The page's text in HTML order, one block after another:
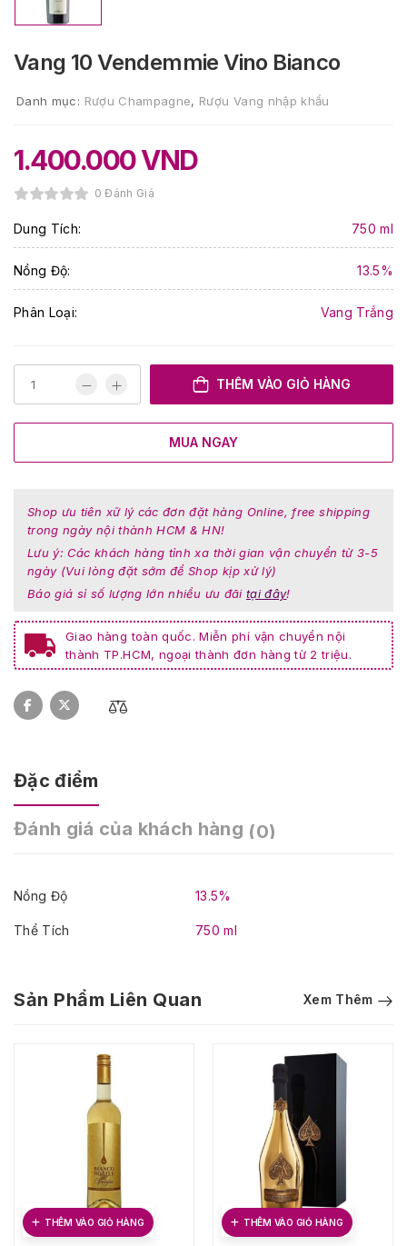
Vang 10 Vendemmie Vino Bianco
Danh mục: Rượu Champagne, Rượu Vang nhập khẩu
1.400.000VND
0 Đánh Giá
Dung Tích: 750 ml
Nồng Độ: 13.5%
Phân Loại: Vang Trắng
THÊM VÀO GIỎ HÀNG
MUA NGAY
Shop ưu tiên xữ lý các đơn đặt hàng Online, free shipping
trong ngày nội thành HCM & HN!
Lưu ý: Các khách hàng tỉnh xa thời gian vận chuyển từ 3-5
ngày (Vui lòng đặt sớm để Shop kịp xử lý)
Báo giá sỉ số lượng lớn nhiều ưu đãi tại đây!
Giao hàng toàn quốc. Miễn phí vận chuyển nội
thành TP.HCM, ngoại thành đơn hàng từ 2 triệu.
Đặc điểm
Đánh giá của khách hàng (0)
Nồng Độ 13.5%
Thể Tích 750 ml
Sản Phẩm Liên Quan Xem Thêm
THÊM VÀO GIỎ HÀNG THÊM VÀO GIỎ HÀNG